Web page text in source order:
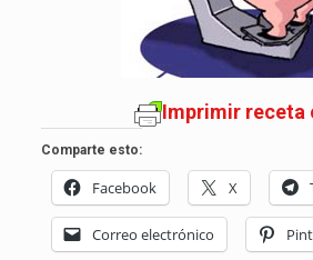
Imprimir receta
Comparte esto:
Facebook X
Correo electrónico